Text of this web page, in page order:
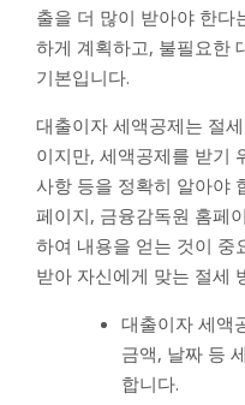
출을 더 많이 받아야 한다
하게 계획하고, 불필요한
기본입니다.
대출이자 세액공제는 절
이지만, 세액공제를 받기
사항 등을 정확히 알아야
페이지, 금융감독원 홈페
하여 내용을 얻는 것이 중
받아 자신에게 맞는 절세
대출이자 세액
금액, 날짜 등
합니다.